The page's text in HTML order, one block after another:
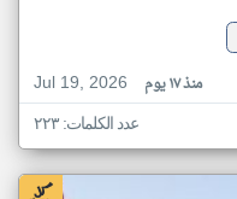
Jul 19, 2026
منذ ١٧ يوم
عدد الكلمات: ٢٢٣